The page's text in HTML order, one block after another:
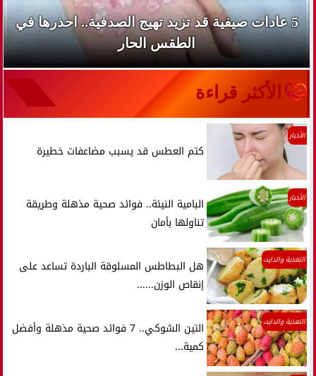
5 عادات صيفية قد تزيد تهيج الصدفية.. احذرها في
الطقس الحار
الأكثر قراءة
الأخبار
كتم العطس قد يسبب مضاعفات خطيرة
الأخبار
البامية النيئة.. فوائد صحية مذهلة وطريقة
تناولها بأمان
التغذية والدايت
هل البطاطس المسلوقة الباردة تساعد على
إنقاص الوزن......
التغذية والدايت
التين الشوكي.. 7 فوائد صحية مذهلة وأفضل
كمية...